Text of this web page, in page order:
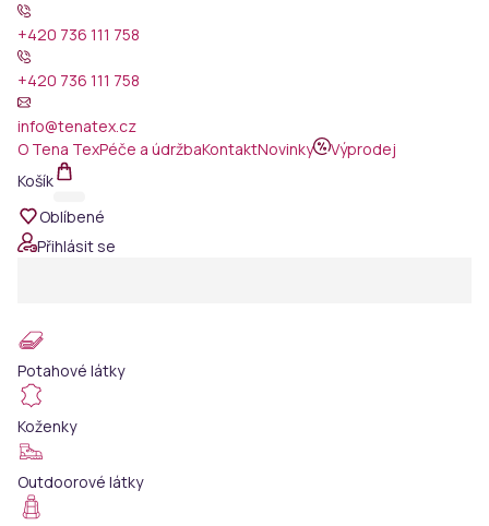
+420 736 111 758
+420 736 111 758
info@tenatex.cz
O Tena TexPéče a údržbaKontaktNovinky
Výprodej
Košík
Oblíbené
Přihlásit se
Potahové látky
Koženky
Outdoorové látky